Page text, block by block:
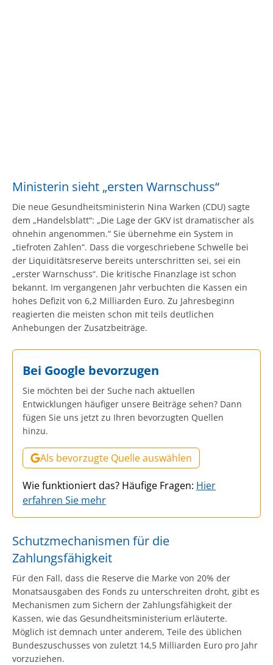
Ministerin sieht „ersten Warnschuss“
Die neue Gesundheitsministerin Nina Warken (CDU) sagte
dem „Handelsblatt“: „Die Lage der GKV ist dramatischer als
ohnehin angenommen.“ Sie übernehme ein System in
„tiefroten Zahlen“. Dass die vorgeschriebene Schwelle bei
der Liquiditätsreserve bereits unterschritten sei, sei ein
„erster Warnschuss“. Die kritische Finanzlage ist schon
bekannt. Im vergangenen Jahr verbuchten die Kassen ein
hohes Defizit von 6,2 Milliarden Euro. Zu Jahresbeginn
reagierten die meisten schon mit teils deutlichen
Anhebungen der Zusatzbeiträge.
Bei Google bevorzugen
Sie möchten bei der Suche nach aktuellen
Entwicklungen häufiger unsere Beiträge sehen? Dann
fügen Sie uns jetzt zu Ihren bevorzugten Quellen
hinzu.
Als bevorzugte Quelle auswählen
Wie funktioniert das? Häufige Fragen: Hier
erfahren Sie mehr
Schutzmechanismen für die
Zahlungsfähigkeit
Für den Fall, dass die Reserve die Marke von 20% der
Monatsausgaben des Fonds zu unterschreiten droht, gibt es
Mechanismen zum Sichern der Zahlungsfähigkeit der
Kassen, wie das Gesundheitsministerium erläuterte.
Möglich ist demnach unter anderem, Teile des üblichen
Bundeszuschusses von zuletzt 14,5 Milliarden Euro pro Jahr
vorzuziehen.